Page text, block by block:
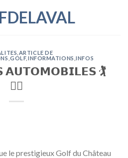
ARTICLE DE
,GOLF, INFORMATIONS ,INFOS
𝗔𝗨𝗧𝗢𝗠𝗢𝗕𝗜𝗟𝗘𝗦 🏌️
🏌️‍♀️
le prestigieux Golf du Château